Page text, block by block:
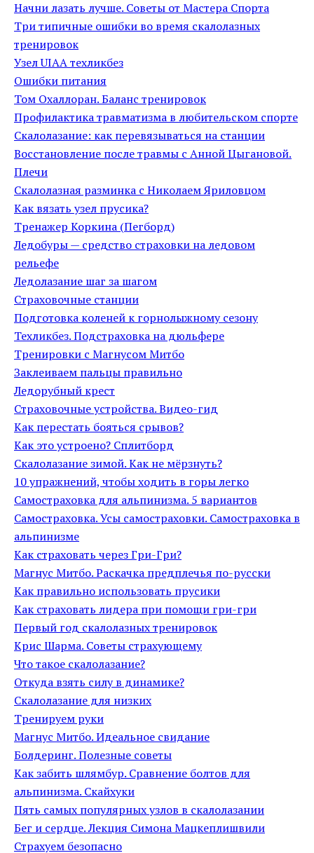
Начни лазать лучше. Советы от Мастера Спорта
Три типичные ошибки во время скалолазных
тренировок
Узел UIAA техликбез
Ошибки питания
Том Охаллоран. Баланс тренировок
Профилактика травматизма в любительском спорте
Скалолазание: как перевязываться на станции
Восстановление после травмы с Анной Цыгановой.
Плечи
Скалолазная разминка с Николаем Яриловцом
Как вязать узел прусика?
Тренажер Коркина (Пегборд)
Ледобуры — средство страховки на ледовом
рельефе
Ледолазание шаг за шагом
Страховочные станции
Подготовка коленей к горнолыжному сезону
Техликбез. Подстраховка на дюльфере
Тренировки с Магнусом Митбо
Заклеиваем пальцы правильно
Ледорубный крест
Страховочные устройства. Видео-гид
Как перестать бояться срывов?
Как это устроено? Сплитборд
Скалолазание зимой. Как не мёрзнуть?
10 упражнений, чтобы ходить в горы легко
Самостраховка для альпинизма. 5 вариантов
Самостраховка. Усы самостраховки. Самостраховка в
альпинизме
Как страховать через Гри-Гри?
Магнус Митбо. Раскачка предплечья по-русски
Как правильно использовать прусики
Как страховать лидера при помощи гри-гри
Первый год скалолазных тренировок
Крис Шарма. Советы страхующему
Что такое скалолазание?
Откуда взять силу в динамике?
Скалолазание для низких
Тренируем руки
Магнус Митбо. Идеальное свидание
Болдеринг. Полезные советы
Как забить шлямбур. Сравнение болтов для
альпинизма. Скайхуки
Пять самых популярных узлов в скалолазании
Бег и сердце. Лекция Симона Мацкеплишвили
Страхуем безопасно